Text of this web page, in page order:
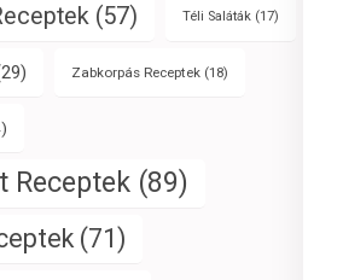
(57) Téli Saláták (17)
Zabkorpás Receptek (18)
Receptek (89)
(71)